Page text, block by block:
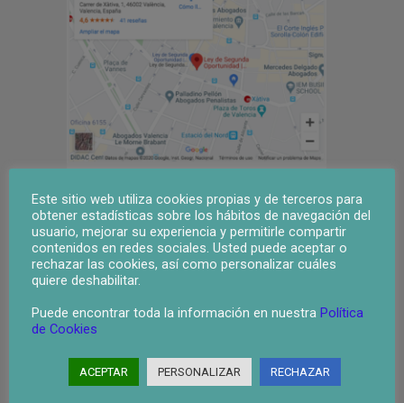
Dirección
Teléfono: 963 940 915
Email:jorgemunoz@jorgemunozabogados.com
Ultimas Noticias
Este sitio web utiliza cookies propias y de terceros para
obtener estadísticas sobre los hábitos de navegación del
usuario, mejorar su experiencia y permitirle compartir
contenidos en redes sociales. Usted puede aceptar o
rechazar las cookies, así como personalizar cuáles
quiere deshabilitar.
Puede encontrar toda la información en nuestra Política
de Cookies
ACEPTAR PERSONALIZAR RECHAZAR